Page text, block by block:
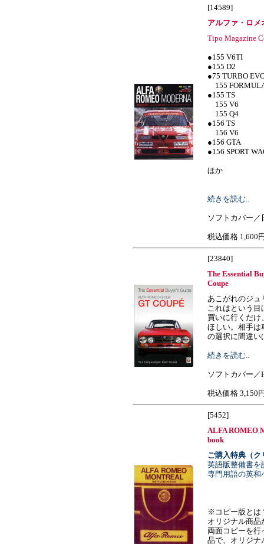
[14589]
アルファ・ロメ
Tipo Magazine
●155 V6TI
●155 D2
●75 TURBO
155
●155 TS
155 V6
155 Q4
●156 TS
156 V6
●156 GTA
●156 SPORT
ほか
続きを読む..
ソフトカバー／
税込価格 1,600
[23840]
The Essential
Coupe
あこがれのジュ
これはという目
買いに行くだけ
ほしい。相手は
の選択に間違い
続きを読む..
ソフトカバー／
税込価格 3,150
[5452]
ALFA ROMEO
book
ご購入特典（ク
英語版整備書を
専門用語の英和
※コピー版とは
オリジナル商品
両面コピーを行
品で、オリジナ